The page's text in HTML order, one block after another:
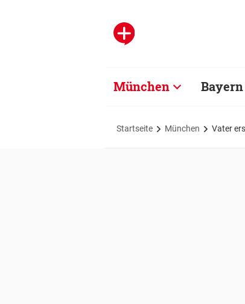
München Bayern
Startseite München Vater